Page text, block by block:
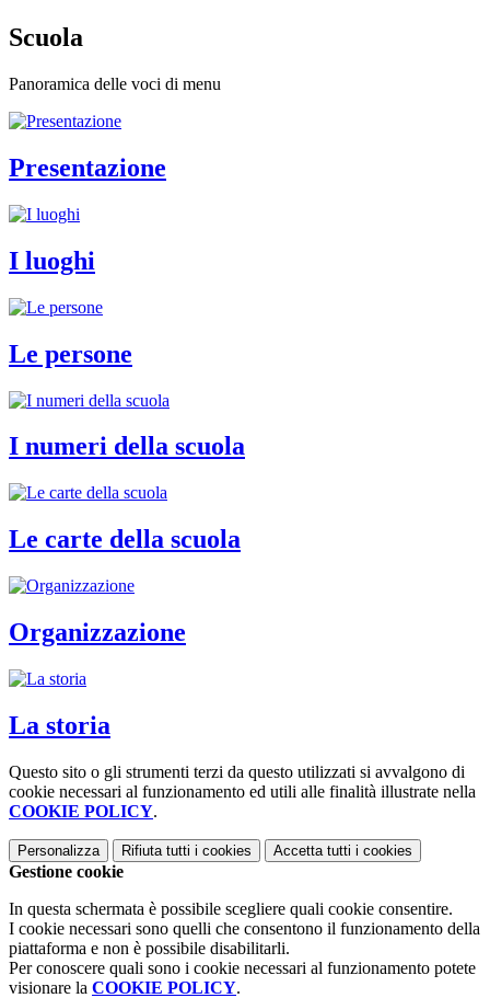
Scuola
Panoramica delle voci di menu
Presentazione
I luoghi
Le persone
I numeri della scuola
Le carte della scuola
Organizzazione
La storia
Questo sito o gli strumenti terzi da questo utilizzati si avvalgono di
cookie necessari al funzionamento ed utili alle finalità illustrate nella
COOKIE POLICY.
Personalizza Rifiuta tutti i cookies Accetta tutti i cookies
Gestione cookie
In questa schermata è possibile scegliere quali cookie consentire.
I cookie necessari sono quelli che consentono il funzionamento della
piattaforma e non è possibile disabilitarli.
Per conoscere quali sono i cookie necessari al funzionamento potete
visionare la COOKIE POLICY.